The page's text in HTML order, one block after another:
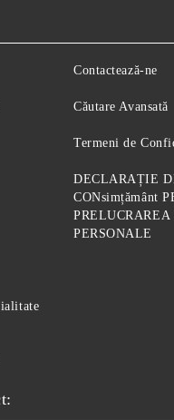
Contactează-ne
Căutare Avansată
Termeni de
DECLARAȚIE
CONsimțământ
PRELUCRAREA
PERSONALE